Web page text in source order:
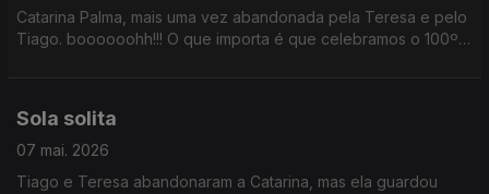
Catarina Palma, mais uma vez abandonada pela Teresa e pelo
Tiago. boooooohh!!! O que importa é que celebramos o 100º
Sola solita
07 mai. 2026
Tiago e Teresa abandonaram a Catarina, mas ela guardou